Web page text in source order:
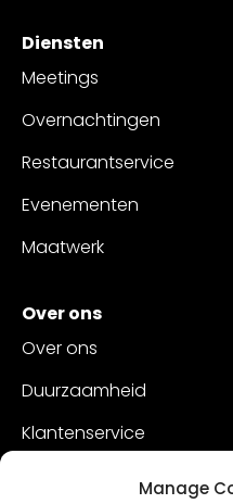
Manage
Diensten
Meetings
Overnachtingen
Restaurantservice
Evenementen
Maatwerk
Over ons
Over ons
Duurzaamheid
Klantenservice